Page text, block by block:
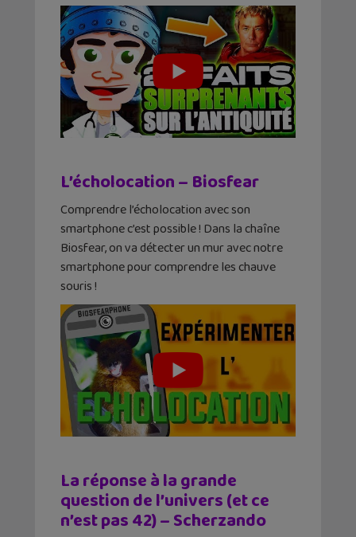
L’écholocation – Biosfear
Comprendre l’écholocation avec son
smartphone c’est possible ! Dans la chaîne
Biosfear, on va détecter un mur avec notre
smartphone pour comprendre les chauve
souris !
La réponse à la grande
question de l’univers (et ce
n’est pas 42) – Scherzando